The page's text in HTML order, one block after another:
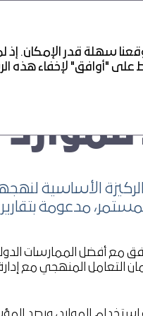
المالي
الأساسية
مدعومة
أفضل الممارسات الدولية،
المنهجي مع إدارة
سهلة قدر الإمكان.